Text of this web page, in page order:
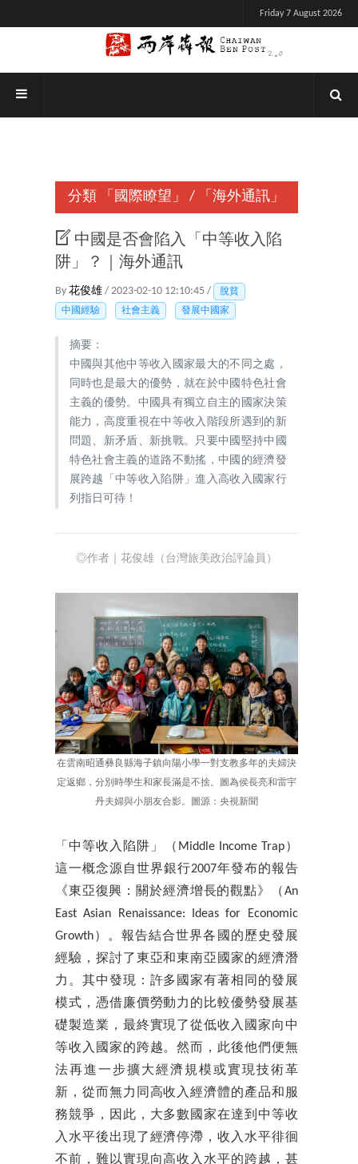
Friday 7 August 2026
分類 「國際瞭望」 / 「海外通訊」
中國是否會陷入「中等收入陷
阱」？｜海外通訊
By 花俊雄 / 2023-02-10 12:10:45 /
脫貧
中國經驗
社會主義 發展中國家
摘要：
中國與其他中等收入國家最大的不同之處，
同時也是最大的優勢，就在於中國特色社會
主義的優勢。中國具有獨立自主的國家決策
能力，高度重視在中等收入階段所遇到的新
問題、新矛盾、新挑戰。只要中國堅持中國
特色社會主義的道路不動搖，中國的經濟發
展跨越「中等收入陷阱」進入高收入國家行
列指日可待！
◎作者｜花俊雄（台灣旅美政治評論員）
在雲南昭通彝良縣海子鎮向陽小學一對支教多年的夫婦決
定返鄉，分別時學生和家長滿是不捨。圖為侯長亮和雷宇
丹夫婦與小朋友合影。圖源：央視新聞
「中等收入陷阱」（Middle Income Trap）
這一概念源自世界銀行2007年發布的報告
《東亞復興：關於經濟增長的觀點》（An
East Asian Renaissance: Ideas for Economic
Growth）。報告結合世界各國的歷史發展
經驗，探討了東亞和東南亞國家的經濟潛
力。其中發現：許多國家有著相同的發展
模式，憑借廉價勞動力的比較優勢發展基
礎製造業，最終實現了從低收入國家向中
等收入國家的跨越。然而，此後他們便無
法再進一步擴大經濟規模或實現技術革
新，從而無力同高收入經濟體的產品和服
務競爭，因此，大多數國家在達到中等收
入水平後出現了經濟停滯，收入水平徘徊
不前，難以實現向高收入水平的跨越，甚